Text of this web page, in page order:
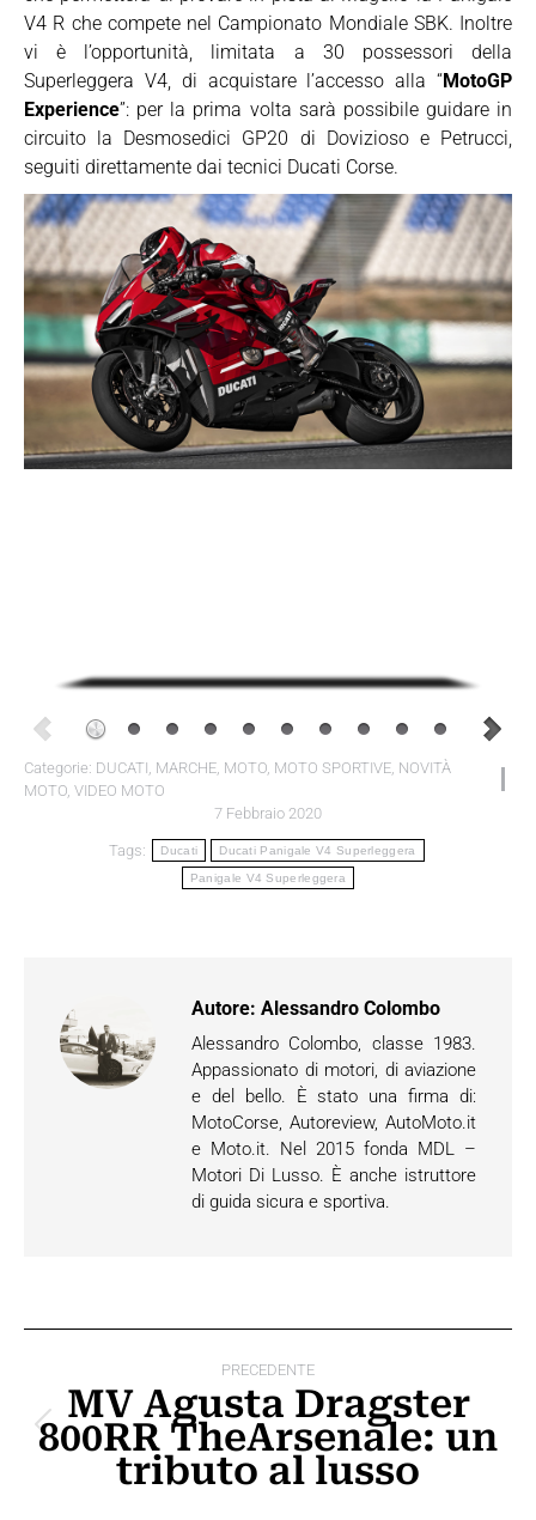
V4 R che compete nel Campionato Mondiale SBK. Inoltre
vi è l’opportunità, limitata a 30 possessori della
Superleggera V4, di acquistare l’accesso alla “MotoGP
Experience”: per la prima volta sarà possibile guidare in
circuito la Desmosedici GP20 di Dovizioso e Petrucci,
seguiti direttamente dai tecnici Ducati Corse.
Categorie: DUCATI, MARCHE, MOTO, MOTO SPORTIVE, NOVITÀ
MOTO, VIDEO MOTO
7 Febbraio 2020
Tags: Ducati Ducati Panigale V4 Superleggera
Panigale V4 Superleggera
Autore: Alessandro Colombo
Alessandro Colombo, classe 1983.
Appassionato di motori, di aviazione
e del bello. È stato una firma di:
MotoCorse, Autoreview, AutoMoto.it
e Moto.it. Nel 2015 fonda MDL –
Motori Di Lusso. È anche istruttore
di guida sicura e sportiva.
PRECEDENTE
Post
precedente:
MV Agusta Dragster
800RR TheArsenale: un
tributo al lusso